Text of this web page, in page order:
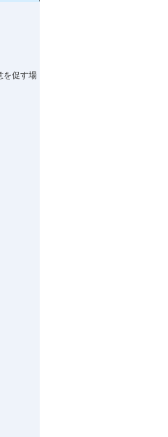
を促す場